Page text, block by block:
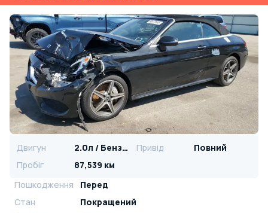
Двигун 2.0л / Бензин Привід
Повний
Пробіг
87,539 км
Пошкодження
Перед
Стан
Покращений